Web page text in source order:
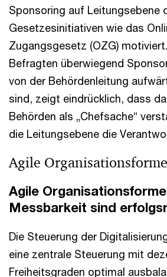
Sponsoring auf Leitungsebene
Gesetzesinitiativen wie das
Zugangsgesetz (OZG)
Befragten überwiegend
von der Behördenleitung
sind, zeigt eindrücklich, dass
Behörden als „Chefsache“
die Leitungsebene die
Agile
Agile
Messbarkeit sind
Die Steuerung der
eine zentrale Steuerung mit
Freiheitsgraden optimal